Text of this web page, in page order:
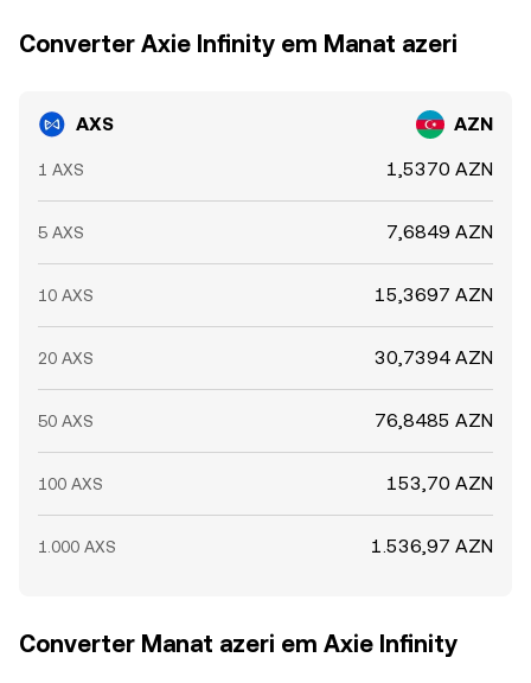
Converter Axie Infinity em Manat azeri
AXS AZN
1 AXS 1,5370 AZN
5 AXS 7,6849 AZN
10 AXS 15,3697 AZN
20 AXS 30,7394 AZN
50 AXS 76,8485 AZN
100 AXS 153,70 AZN
1.000 AXS 1.536,97 AZN
Converter Manat azeri em Axie Infinity